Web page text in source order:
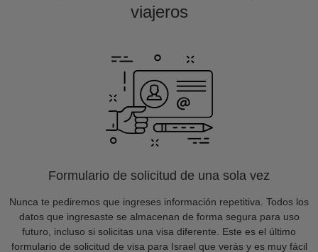
viajeros
Formulario de solicitud de una sola vez
Nunca te pediremos que ingreses información repetitiva. Todos los
datos que ingresaste se almacenan de forma segura para uso
futuro, incluso si solicitas una visa diferente. Este es el último
formulario de solicitud de visa para Israel que verás y es muy fácil